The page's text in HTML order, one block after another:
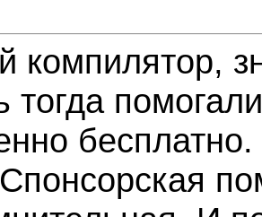
компилятор,
бесплатно.